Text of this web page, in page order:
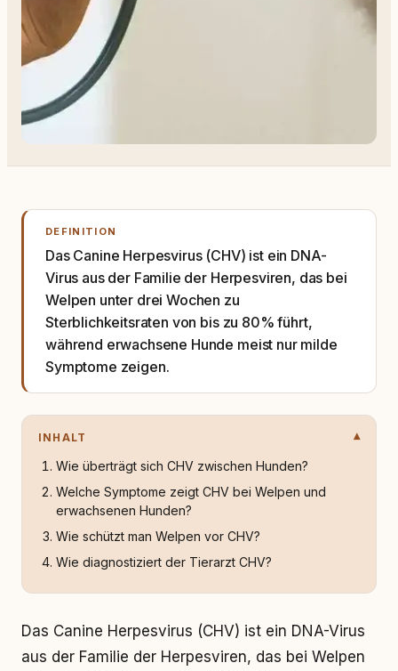
DEFINITION
Das Canine Herpesvirus (CHV) ist ein DNA-
Virus aus der Familie der Herpesviren, das bei
Welpen unter drei Wochen zu
Sterblichkeitsraten von bis zu 80% führt,
während erwachsene Hunde meist nur milde
Symptome zeigen.
INHALT
Wie überträgt sich CHV zwischen Hunden?
Welche Symptome zeigt CHV bei Welpen und
erwachsenen Hunden?
Wie schützt man Welpen vor CHV?
Wie diagnostiziert der Tierarzt CHV?
Das Canine Herpesvirus (CHV) ist ein DNA-Virus
aus der Familie der Herpesviren, das bei Welpen